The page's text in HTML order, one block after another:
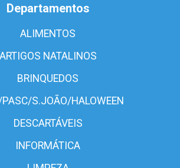
Departamentos
ALIMENTOS
ARTIGOS NATALINOS
BRINQUEDOS
PASC/S.JOÃO/HALOWEEN
DESCARTÁVEIS
INFORMÁTICA